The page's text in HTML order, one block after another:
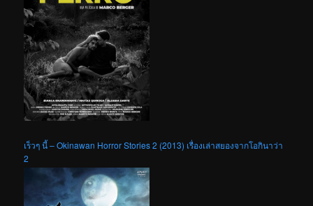
เร็วๆ นี้ – Okinawan Horror Stories 2 (2013) เรื่องเล่าสยองจากโอกินาว่า
2